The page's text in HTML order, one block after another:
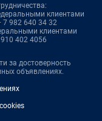
клиентами
7 982 640 34 32
клиентами
402 4056
за достоверность
объявлениях.